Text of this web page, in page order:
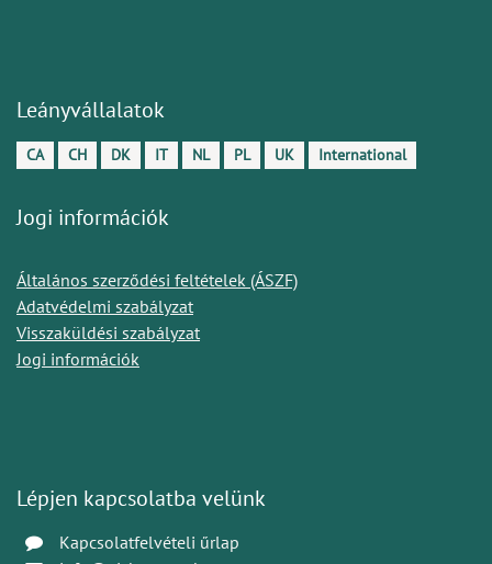
Leányvállalatok
CA CH DK IT NL PL UK International
Jogi információk
Általános szerződési feltételek (ÁSZF)
Adatvédelmi szabályzat
Visszaküldési szabályzat
Jogi információk
Lépjen kapcsolatba velünk
Kapcsolatfelvételi űrlap